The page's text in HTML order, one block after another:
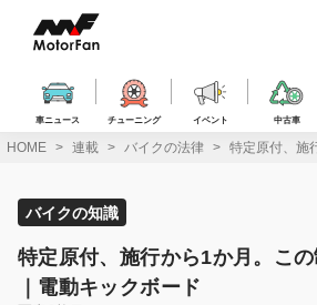
ス
車ニュース チューニング イベント 中古車
HOME 連載 バイクの法律 特定原付、施
バイクの知識
特定原付、施行から1か月。こ
｜電動キックボード